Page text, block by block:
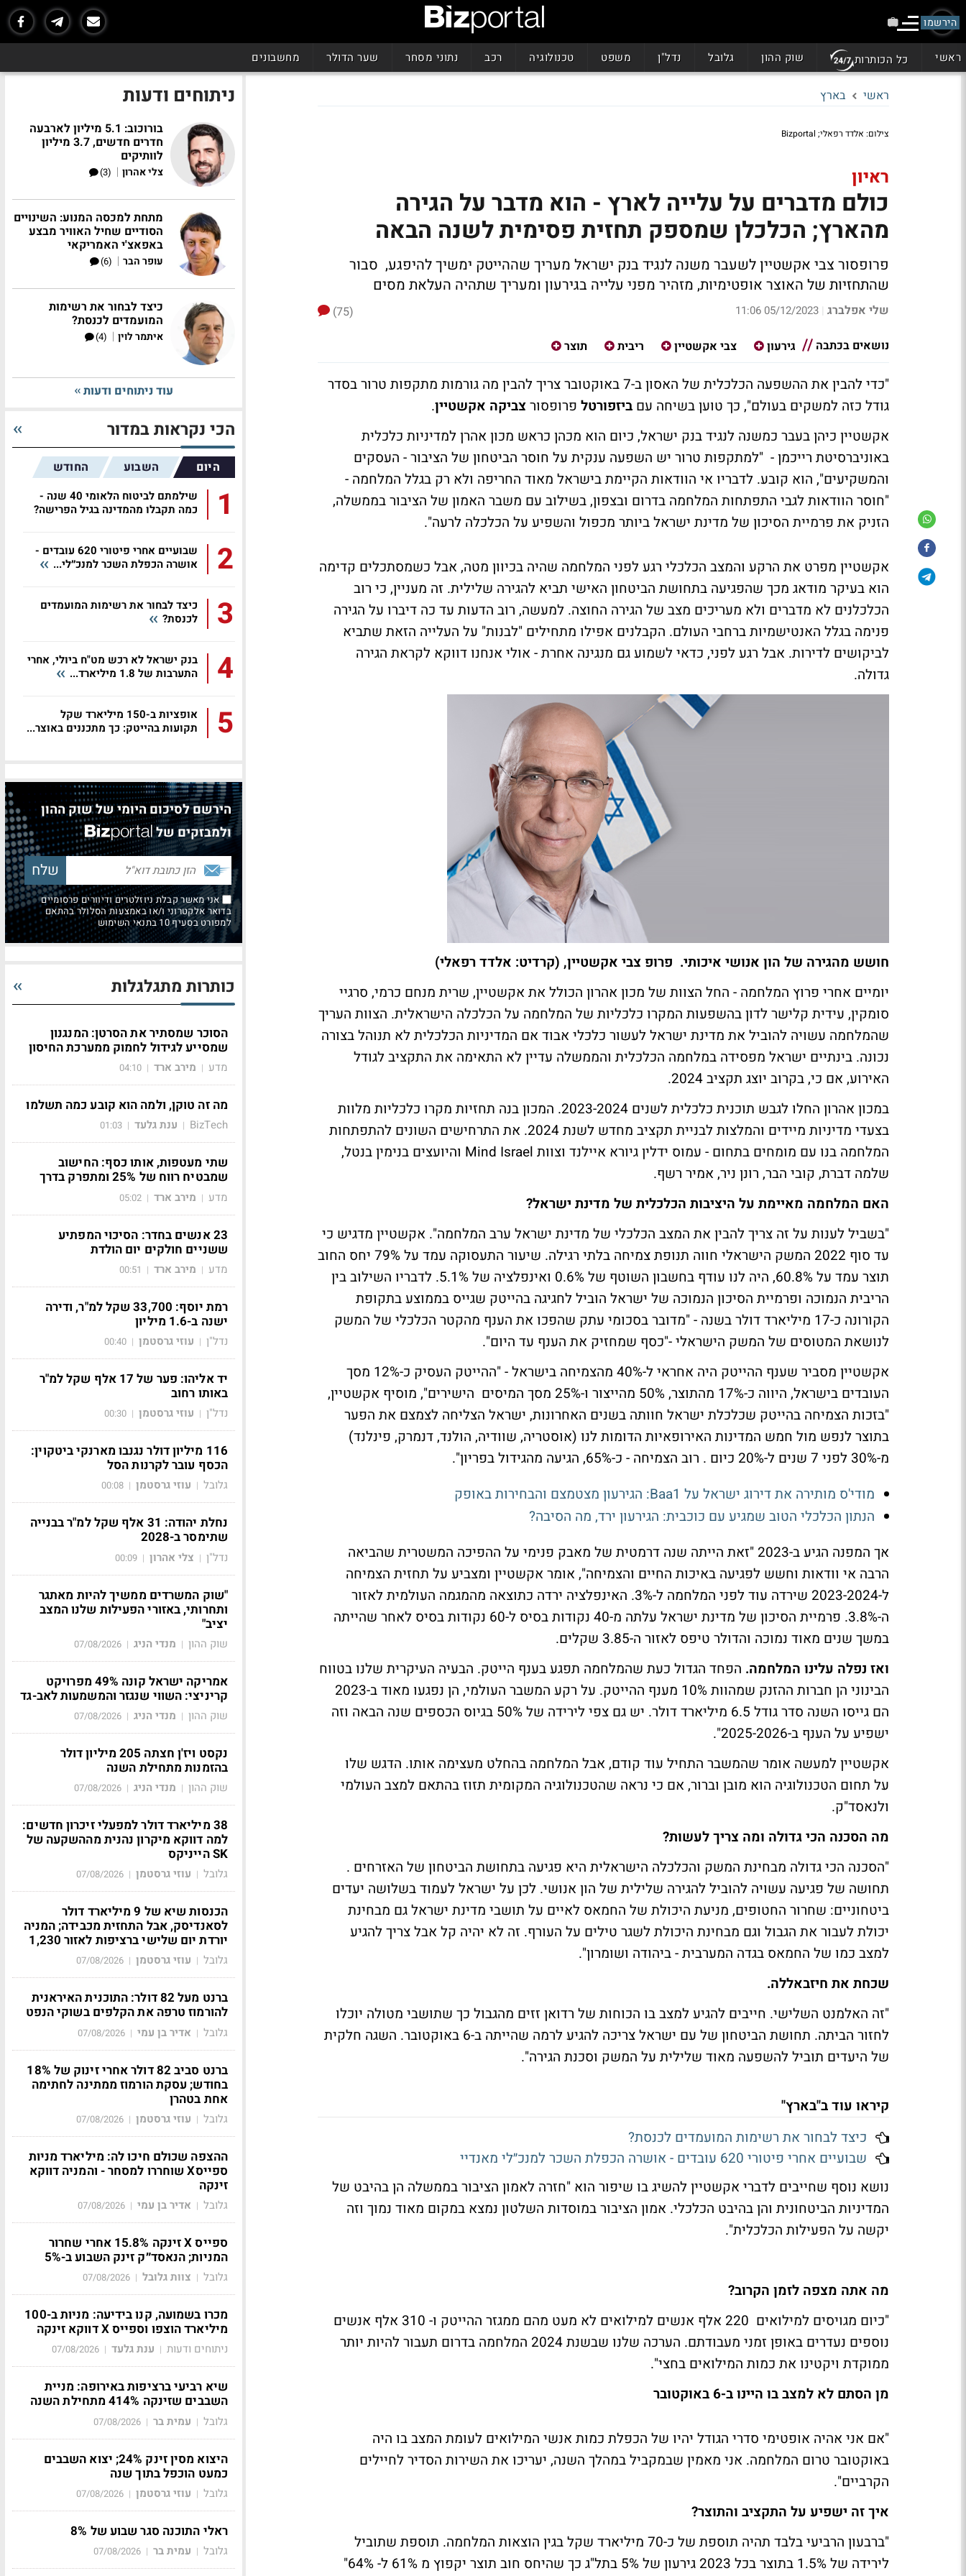
הירשמו
ראשי כל הכותרות שוק ההון גלובל נדל"ן משפט טכנולוגיה רכב נתוני מסחר שער הדולר מחשבונים
ראשי בארץ
צילום: אלדד רפאלי; Bizportal
ראיון
כולם מדברים על עלייה לארץ - הוא מדבר על הגירה
מהארץ; הכלכלן שמספק תחזית פסימית לשנה הבאה
פרופסור צבי אקשטיין לשעבר משנה לנגיד בנק ישראל מעריך שההייטק ימשיך להיפגע, סבור
שהתחזיות של האוצר אופטימיות, מזהיר מפני עלייה בגירעון ומעריך שתהיה העלאת מסים
שלי אפלברג |
05/12/2023 11:06
(75)
נושאים בכתבה
גירעון צבי אקשטיין ריבית תוצר
"כדי להבין את ההשפעה הכלכלית של האסון ב-7 באוקטובר צריך להבין מה גורמות מתקפות טרור בסדר
גודל כזה למשקים בעולם", כך טוען בשיחה עם ביזפורטל פרופסורצביקה אקשטיין.
אקשטיין כיהן בעבר כמשנה לנגיד בנק ישראל, כיום הוא מכהן כראש מכון אהרן למדיניות כלכלית
באוניברסיטת רייכמן - "למתקפות טרור יש השפעה ענקית על חוסר הביטחון של הציבור - העסקים
והמשקיעים", הוא קובע. לדבריו אי הוודאות הקיימת בישראל מאוד החריפה ולא רק בגלל המלחמה -
"חוסר הוודאות לגבי התפתחות המלחמה בדרום ובצפון, בשילוב עם משבר האמון של הציבור בממשלה,
הזניק את פרמיית הסיכון של מדינת ישראל ביותר מכפול והשפיע על הכלכלה לרעה".
אקשטיין מפרט את הרקע והמצב הכלכלי רגע לפני המלחמה שהיה בכיוון מטה, אבל כשמסתכלים קדימה
הוא בעיקר מודאג מכך שהפגיעה בתחושת הביטחון האישי תביא להגירה שלילית. זה מעניין, כי רוב
הכלכלנים לא מדברים ולא מעריכים מצב של הגירה החוצה. למעשה, רוב הדעות עד כה דיברו על הגירה
פנימה בגלל האנטישמיות ברחבי העולם. הקבלנים אפילו מתחילים "לבנות" על העלייה הזאת שתביא
לביקושים לדירות. אבל רגע לפני, כדאי לשמוע גם מנגינה אחרת - אולי אנחנו דווקא לקראת הגירה
גדולה.
חושש מהגירה של הון אנושי איכותי. פרופ צבי אקשטיין, (קרדיט: אלדד רפאלי)
יומיים אחרי פרוץ המלחמה - החל הצוות של מכון אהרון הכולל את אקשטיין, שרית מנחם כרמי, סרגיי
סומקין, עידית קלישר לדון בהשפעות המקרו כלכליות של המלחמה על הכלכלה הישראלית. הצוות העריך
שהמלחמה עשויה להוביל את מדינת ישראל לעשור כלכלי אבוד אם המדיניות הכלכלית לא תנוהל בצורה
נכונה. בינתיים ישראל מפסידה במלחמה הכלכלית והממשלה עדיין לא התאימה את התקציב לגודל
האירוע, אם כי, בקרוב יוצג תקציב 2024.
במכון אהרון החלו לגבש תוכנית כלכלית לשנים 2023-2024. המכון בנה תחזיות מקרו כלכליות מלוות
בצעדי מדיניות מיידים והמלצות לבניית תקציב מחדש לשנת 2024. את התרחישים השונים להתפתחות
המלחמה בנו עם מומחים בתחום - עמוס ידלין גיורא איילנד וצוות Mind Israel והיועצים בנימין בנטל,
שלמה דברת, קובי הבר, רונן ניר, אמיר רשף.
האם המלחמה מאיימת על היציבות הכלכלית של מדינת ישראל?
"בשביל לענות על זה צריך להבין את המצב הכלכלי של מדינת ישראל ערב המלחמה". אקשטיין מדגיש כי
עד סוף 2022 המשק הישראלי חווה תנופת צמיחה בלתי רגילה. שיעור התעסוקה עמד על 79% יחס החוב
תוצר עמד על 60.8%, היה לנו עודף בחשבון השוטף של 0.6% ואינפלציה של 5.1%. לדבריו השילוב בין
הריבית הנמוכה ופרמיית הסיכון הנמוכה של ישראל הוביל לחגיגה בהייטק שגייס בממוצע בתקופת
הקורונה כ-17 מיליארד דולר בשנה - "מדובר בסכומי עתק שהפכו את הענף מהקטר הכלכלי של המשק
לנושאת המטוסים של המשק הישראלי -"כסף שמחזיק את הענף עד היום".
אקשטיין מסביר שענף ההייטק היה אחראי ל-40% מהצמיחה בישראל - "ההייטק העסיק כ-12% מסך
העובדים בישראל, היווה כ-17% מהתוצר, 50% מהייצור ו-25% מסך המיסים הישירים", מוסיף אקשטיין,
"בזכות הצמיחה בהייטק שכלכלת ישראל חוותה בשנים האחרונות, ישראל הצליחה לצמצם את הפער
בתוצר לנפש מול חמש המדינות האירופאיות הדומות לנו (אוסטריה, שוודיה, הולנד, דנמרק, פינלנד)
מ-30% לפני 7 שנים ל-20% כיום . רוב הצמיחה - כ-65%, הגיעה מהגידול בפריון".
מודי'ס מותירה את דירוג ישראל על Baa1: הגירעון מצטמצם והבחירות באופק
הנתון הכלכלי הטוב שמגיע עם כוכבית: הגירעון ירד, מה הסיבה?
אך המפנה הגיע ב-2023 "זאת הייתה שנה דרמטית של מאבק פנימי על ההפיכה המשטרית שהביאה
הרבה אי וודאות וחשש לפגיעה באיכות החיים והצמיחה", אומר אקשטיין ומצביע על תחזית הצמיחה
ל-2023-2024 שירדה עוד לפני המלחמה ל-3%. האינפלציה ירדה כתוצאה מהמגמה העולמית לאזור
ה-3.8%. פרמיית הסיכון של מדינת ישראל עלתה מ-40 נקודות בסיס ל-60 נקודות בסיס לאחר שהייתה
במשך שנים מאוד נמוכה והדולר טיפס לאזור ה-3.85 שקלים.
ואז נפלה עלינו המלחמה. הפחד הגדול כעת שהמלחמה תפגע בענף הייטק. הבעיה העיקרית שלנו בטווח
הבינוני הן חברות ההזנק שמהוות 10% מענף ההייטק. על רקע המשבר העולמי, הן נפגעו מאוד ב-2023
הם גייסו השנה סדר גודל 6.5 מיליארד דולר. יש גם צפי לירידה של 50% בגיוס הכספים שנה הבאה וזה
ישפיע על הענף ב-2025-2026".
אקשטיין למעשה אומר שהמשבר התחיל עוד קודם, אבל המלחמה בהחלט מעצימה אותו. הדגש שלו
על תחום הטכנולוגיה הוא מובן וברור, אם כי נראה שהטכנולוגיה המקומית תזוז בהתאם למצב העולמי
ולנאסד"ק.
מה הסכנה הכי גדולה ומה צריך לעשות?
"הסכנה הכי גדולה מבחינת המשק והכלכלה הישראלית היא פגיעה בתחושת הביטחון של האזרחים .
תחושה של פגיעה עשויה להוביל להגירה שלילית של הון אנושי. לכן על ישראל לעמוד בשלושה יעדים
ביטחוניים: שחרור החטופים, מניעת היכולת של החמאס לאיים על תושבי מדינת ישראל גם מבחינת
יכולת לעבור את הגבול וגם מבחינת היכולת לשגר טילים על העורף. זה לא יהיה קל אבל צריך להגיע
למצב כמו של החמאס בגדה המערבית - ביהודה ושומרון".
שכחת את חיזבאללה.
"זה האלמנט השלישי. חייבים להגיע למצב בו הכוחות של רדואן זזים מהגבול כך שתושבי מטולה יוכלו
לחזור הביתה. תחושת הביטחון של עם ישראל צריכה להגיע לרמה שהייתה ב-6 באוקטובר. השגה חלקית
של היעדים תוביל להשפעה מאוד שלילית על המשק וסכנת הגירה".
קיראו עוד ב"בארץ"
כיצד לבחור את רשימות המועמדים לכנסת?
שבועיים אחרי פיטורי 620 עובדים - אושרה הכפלת השכר למנכ״לי מאנדיי
נושא נוסף שחייבים לדברי אקשטיין להשיג בו שיפור הוא "חזרה לאמון הציבור בממשלה הן בהיבט של
המדיניות הביטחונית והן בהיבט הכלכלי. אמון הציבור במוסדות השלטון נמצא במקום מאוד נמוך וזה
יקשה על הפעילות הכלכלית".
מה אתה מצפה לזמן הקרוב?
"כיום מגויסים למילואים 220 אלף אנשים למילואים לא מעט מהם ממגזר ההייטק ו- 310 אלף אנשים
נוספים נעדרים באופן זמני מעבודתם. הערכה שלנו שבשנת 2024 המלחמה בדרום תעבור להיות יותר
ממוקדת ויקטינו את כמות המילואים בחצי".
מן הסתם לא למצב בו היינו ב-6 באוקטובר
"אם אני אהיה אופטימי סדרי הגודל יהיו של הכפלת כמות אנשי המילואים לעומת המצב בו היה
באוקטובר טרום המלחמה. אני מאמין שבמקביל במהלך השנה, יעריכו את השירות הסדיר לחיילים
הקרביים".
איך זה ישפיע על התקציב והתוצר?
"ברבעון הרביעי בלבד תהיה תוספת של כ-70 מיליארד שקל בגין הוצאות המלחמה. תוספת שתוביל
לירידה של 1.5% בתוצר בכל 2023 גירעון של 5% בתל"ג כך שהיחס חוב תוצר יקפוץ מ 61% ל- 64%"
ניתוחים ודעות
בורוכוב: 5.1 מיליון לארבעה
חדרים חדשים, 3.7 מיליון
לוותיקים
צלי אהרון |
(3)
מתחת למכסה המנוע: השינויים
הסודיים שחיל האוויר מבצע
באפאצ'י האמריקאי
עופר הבר |
(6)
כיצד לבחור את רשימות
המועמדים לכנסת?
איתמר לוין |
(4)
עוד ניתוחים ודעות
הכי נקראות במדור
היום השבוע החודש
1
שילמתם לביטוח הלאומי 40 שנה -
כמה תקבלו מהמדינה בגיל הפרישה?
2
שבועיים אחרי פיטורי 620 עובדים -
אושרה הכפלת השכר למנכ״לי...
3
כיצד לבחור את רשימות המועמדים
לכנסת?
4
בנק ישראל לא רכש מט"ח ביולי, אחרי
התערבות של 1.8 מיליארד...
5
אופציות ב-150 מיליארד שקל
תקועות בהייטק: כך מתכננים באוצר...
הירשם לסיכום היומי של שוק ההון
ולמבזקים של
אני מאשר קבלת ניוזלטרים ודיוורים פרסומיים
בדואר אלקטרוני ו/או באמצעות הסלולר בהתאם
למפורט בסעיף 10 בתנאי השימוש
כותרות מתגלגלות
הסוכר שמסתיר את הסרטן: המנגנון
שמסייע לגידול לחמוק ממערכת החיסון
מדע | מירב ארד |
04:10
מה זה טוקן, ולמה הוא קובע כמה תשלמו
BizTech
| ענת גלעד |
01:03
שתי מעטפות, אותו כסף: החישוב
שמבטיח רווח של 25% ומתפרק בדרך
מדע | מירב ארד |
05:02
23 אנשים בחדר: הסיכוי המפתיע
ששניים חולקים יום הולדת
מדע | מירב ארד |
00:51
רמת יוסף: 33,700 שקל למ"ר, ודירה
ישנה ב-1.6 מיליון
נדל"ן | עוזי גרסטמן |
00:40
יד אליהו: פער של 17 אלף שקל למ"ר
באותו רחוב
נדל"ן | עוזי גרסטמן |
00:30
116 מיליון דולר נגנבו מארנקי ביטקוין:
הכסף עובר לקרנות הסל
גלובל | עוזי גרסטמן |
00:08
נחלת יהודה: 31 אלף שקל למ"ר בבנייה
שתימסר ב-2028
נדל"ן | צלי אהרון |
00:09
"שוק המשרדים ממשיך להיות מאתגר
ותחרותי, באזורי הפעילות שלנו המצב
יציב"
שוק ההון | מנדי הניג |
07/08/2026
אמריקה ישראל קונה 49% מפרויקט
קריניצי: השווי שנגזר והמשמעות לאב-גד
שוק ההון | מנדי הניג |
07/08/2026
נקסט ויז'ן חצתה 205 מיליון דולר
בהזמנות מתחילת השנה
שוק ההון | מנדי הניג |
07/08/2026
38 מיליארד דולר למפעלי זיכרון חדשים:
למה דווקא מיקרון נהנית מההשקעה של
SK הייניקס
גלובל | עוזי גרסטמן |
07/08/2026
הכנסות שיא של 9 מיליארד דולר
לסאנדיסק, אבל התחזית מכבידה; המניה
יורדת יום שלישי ברציפות לאזור 1,230
גלובל | עוזי גרסטמן |
07/08/2026
ברנט מעל 82 דולר: התוכנית האיראנית
להורמוז טרפה את הקלפים בשוקי הנפט
גלובל | אדיר בן עמי |
07/08/2026
ברנט סביב 82 דולר אחרי זינוק של 18%
בחודש; עסקת הורמוז ממתינה לחתימה
אחת בטהרן
גלובל | עוזי גרסטמן |
07/08/2026
ההצפה שכולם חיכו לה: מיליארד מניות
ספייסX שוחררו למסחר - והמניה דווקא
זינקה
גלובל | אדיר בן עמי |
07/08/2026
ספייס X זינקה 15.8% אחרי שחרור
המניות; הנאסד״ק זינק השבוע ב-5%
גלובל | צוות גלובל |
07/08/2026
מכרו בשמועה, קנו בידיעה: מניות ב-100
מיליארד הוצפו וספייס X דווקא זינקה
ניתוחים ודעות | ענת גלעד |
07/08/2026
שיא רביעי ברציפות באירופה: מניית
השבבים שזינקה 414% מתחילת השנה
גלובל | עמית בר |
07/08/2026
היצוא מסין זינק 24%; יצוא השבבים
כמעט הוכפל בתוך שנה
גלובל | עוזי גרסטמן |
07/08/2026
ראלי התוכנה סגר שבוע של 8%
גלובל | עמית בר |
07/08/2026